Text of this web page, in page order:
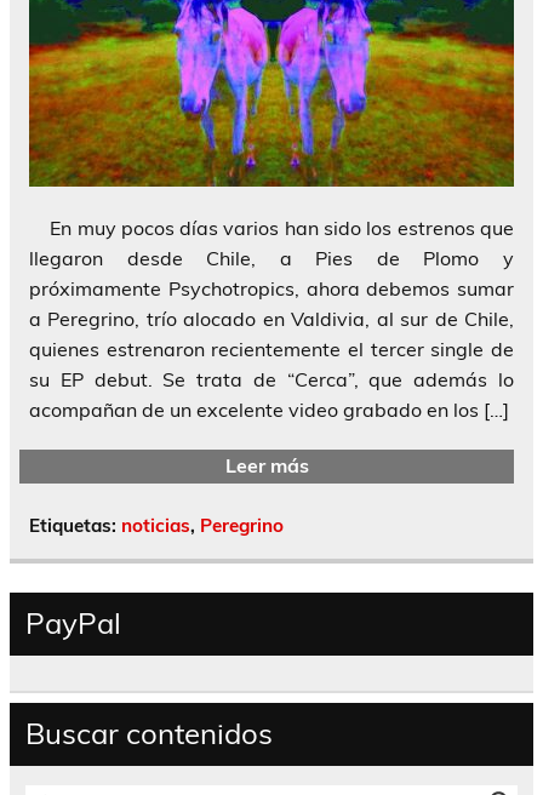
En muy pocos días varios han sido los estrenos que
llegaron desde Chile, a Pies de Plomo y
próximamente Psychotropics, ahora debemos sumar
a Peregrino, trío alocado en Valdivia, al sur de Chile,
quienes estrenaron recientemente el tercer single de
su EP debut. Se trata de “Cerca”, que además lo
acompañan de un excelente video grabado en los […]
Leer más
Etiquetas: noticias, Peregrino
PayPal
Buscar contenidos